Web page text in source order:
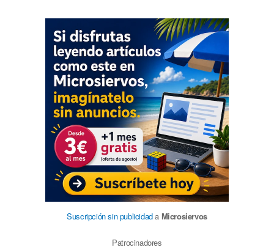
Suscripción sin publicidada Microsiervos
Patrocinadores